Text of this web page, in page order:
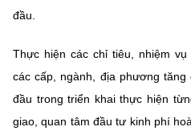
đầu.
Thực hiện các chỉ tiêu, nhiệm
các cấp, ngành, địa phương
đầu trong triển khai thực hiện
giao, quan tâm đầu tư kinh phí